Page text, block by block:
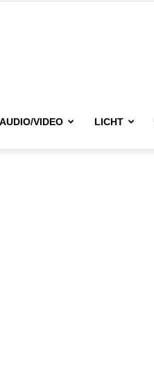
AUDIO/VIDEO LICHT